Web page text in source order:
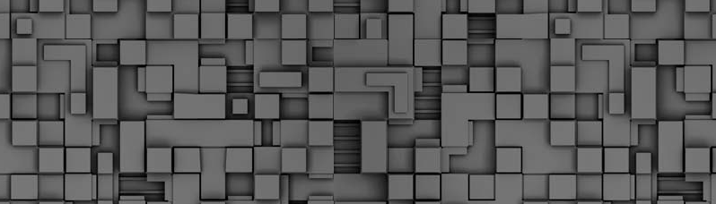
Τον απολογισμό των δράσεων ελέγχου για τα ζώα
κατά το δίμηνο Ιανουαρίου – Φεβρουαρίου 2026
Δημοτική Αστυνομία Θεσσαλονίκης, με στόχο την
ζώων και την ομαλή συμβίωση στην πόλη.
FEB
18
ΣτΕ: Οριστική απόρριψη της επαναφοράς του
και 14ου μισθού για τους δημοσίους